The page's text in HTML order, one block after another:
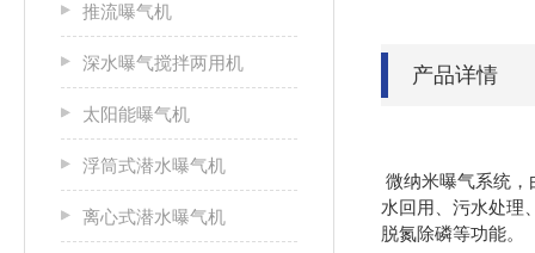
推流曝气机
深水曝气搅拌两用机
太阳能曝气机
浮筒式潜水曝气机
离心式潜水曝气机
产品详情
微纳米曝气系统
水回用、污水处理
脱氮除磷等功能。